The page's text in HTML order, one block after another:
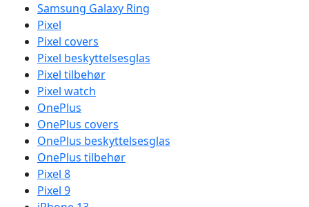
Samsung Galaxy Ring
Pixel
Pixel covers
Pixel beskyttelsesglas
Pixel tilbehør
Pixel watch
OnePlus
OnePlus covers
OnePlus beskyttelsesglas
OnePlus tilbehør
Pixel 8
Pixel 9